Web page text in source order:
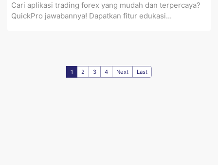
Cari aplikasi trading forex yang mudah dan terpercaya?
QuickPro jawabannya! Dapatkan fitur edukasi...
1 2 3 4 Next Last